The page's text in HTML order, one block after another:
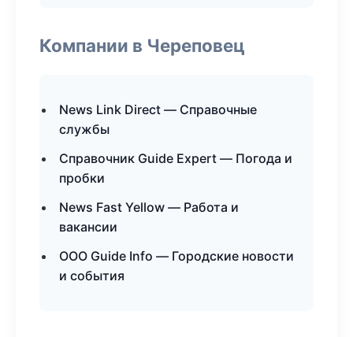
Компании в Череповец
News Link Direct — Справочные
службы
Справочник Guide Expert — Погода и
пробки
News Fast Yellow — Работа и
вакансии
ООО Guide Info — Городские новости
и события